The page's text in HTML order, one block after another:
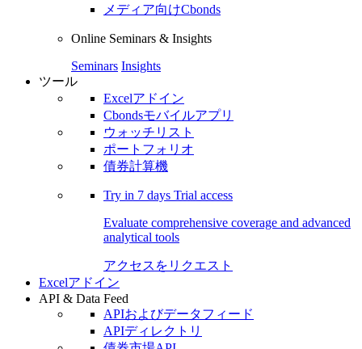
メディア向けCbonds
Online Seminars & Insights
Seminars Insights
ツール
Excelアドイン
Cbondsモバイルアプリ
ウォッチリスト
ポートフォリオ
債券計算機
Try in 7 days Trial access
Evaluate comprehensive coverage and advanced
analytical tools
アクセスをリクエスト
Excelアドイン
API & Data Feed
APIおよびデータフィード
APIディレクトリ